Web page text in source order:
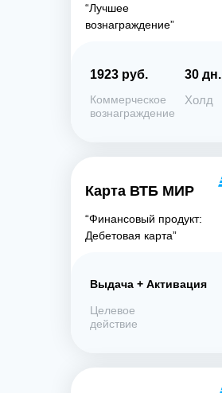
“Лучшее
вознаграждение”
1923 руб.
Коммерческое
вознаграждение
30 дн.
Холд
Карта ВТБ МИР
“Финансовый продукт:
Дебетовая карта”
Выдача + Активация
Целевое
действие